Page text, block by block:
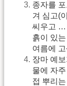
종자를
겨 심고(
씨우고 …
흙이 있
여름에
장마 예
물에 자
접 뿌리